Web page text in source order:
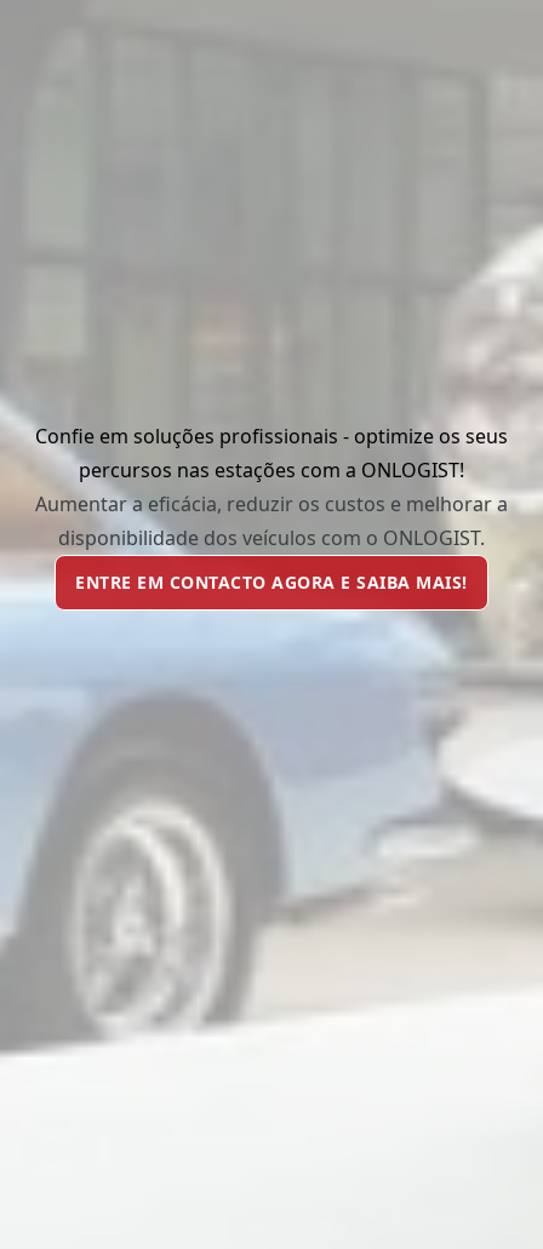
Confie em soluções profissionais - optimize os seus
percursos nas estações com a ONLOGIST!
Aumentar a eficácia, reduzir os custos e melhorar a
disponibilidade dos veículos com o ONLOGIST.
ENTRE EM CONTACTO AGORA E SAIBA MAIS!